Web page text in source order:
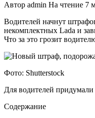
Автор admin На чтение 7
Водителей начнут
некомплектных Lada и
Что за это грозит
Фото: Shutterstock
Для водителей
Содержание